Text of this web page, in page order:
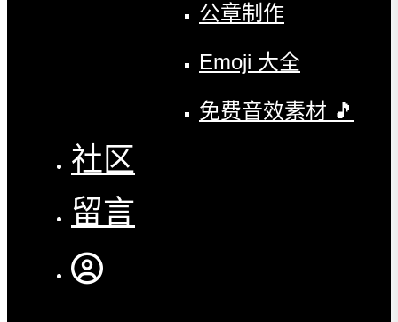
公章制作
Emoji 大全
免费音效素材 🎵
社区
留言